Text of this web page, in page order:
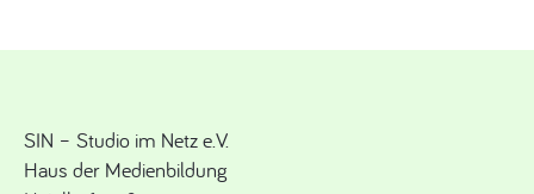
SIN – Studio im Netz e.V.
Haus der Medienbildung